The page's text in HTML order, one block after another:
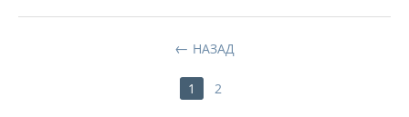
НАЗАД
1 2